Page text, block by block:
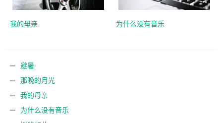
我的母亲 为什么没有音乐
避暑
那晚的月光
我的母亲
为什么没有音乐